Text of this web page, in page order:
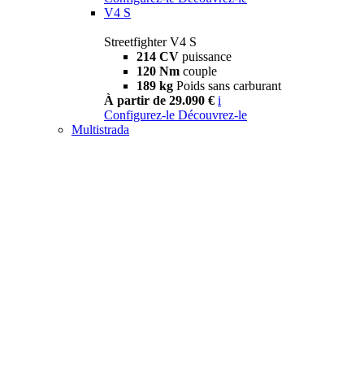
V4 S
Streetfighter V4 S
214 CV puissance
120 Nm couple
189 kg Poids sans carburant
À partir de 29.090 € i
Configurez-le Découvrez-le
Multistrada